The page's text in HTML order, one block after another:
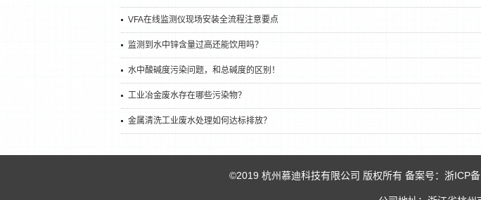
VFA在线监测仪现场安装全流程注意要点
监测到水中锌含量过高还能饮用吗？
水中酸碱度污染问题，和总碱度的区别！
工业冶金废水存在哪些污染物？
金属清洗工业废水处理如何达标排放？
©2019 杭州慕迪科技有限公司 版权所有 备案号： 浙ICP